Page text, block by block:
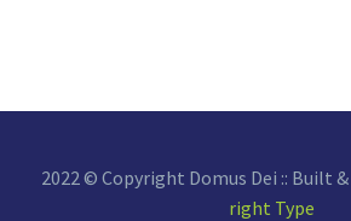
2022 © Copyright Domus Dei :: Built
right Type